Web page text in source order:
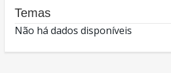
Temas
Não há dados disponíveis